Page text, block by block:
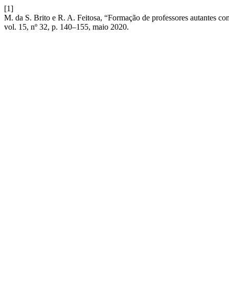
[1]
M. da S. Brito e R. A. Feitosa, “Formação de professores autantes
vol. 15, nº 32, p. 140–155, maio 2020.